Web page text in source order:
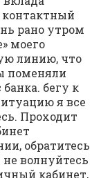
контактный
рано утром
моего
линию, что
поменяли
бегу к
я все
Проходит
обратитесь
волнуйтесь
кабинет,